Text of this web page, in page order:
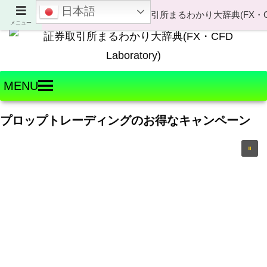
Welcome to FX・CFD Laboratory!
MENU
プロップトレーディングのお得なキャンペーン
メニュー
日本語